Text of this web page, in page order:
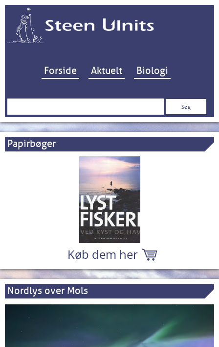
Hop til indhold
Forside Aktuelt Biologi
Søg
Papirbøger
Køb dem her
Nordlys over Mols